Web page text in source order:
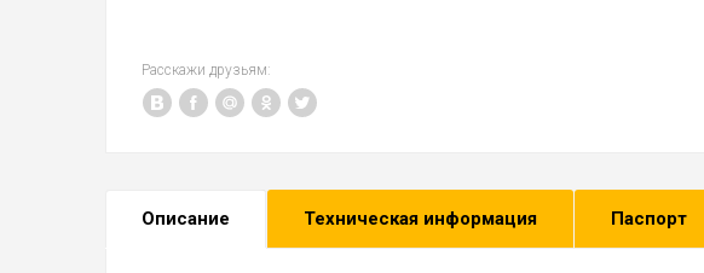
Расскажи друзьям:
Описание Техническая информация Паспорт